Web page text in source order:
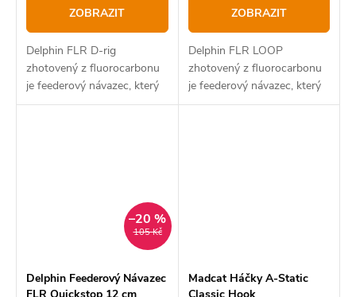
ZOBRAZIT
Delphin FLR D-rig
zhotovený z fluorocarbonu
je feederový návazec, který
je navázán jako tzv. D-rig a
ZOBRAZIT
Delphin FLR LOOP
zhotovený z fluorocarbonu
je feederový návazec, který
je pod háčkem ukončený
105 Kč
–20 %
Delphin Feederový Návazec
Madcat Háčky A-Static